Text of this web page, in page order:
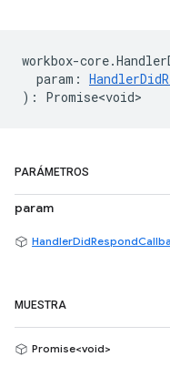
workbox-core.
param :
) : Promise<void>
PARÁMETROS
param
MUESTRA
Promise<void>